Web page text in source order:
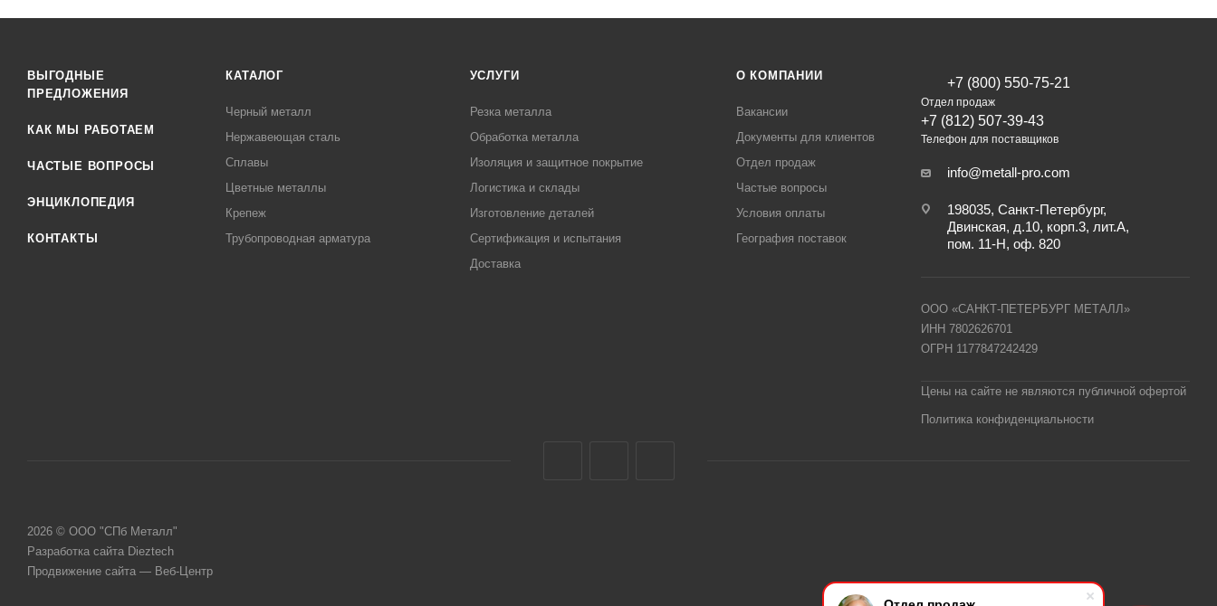
ВЫГОДНЫЕ
ПРЕДЛОЖЕНИЯ
КАК МЫ РАБОТАЕМ
ЧАСТЫЕ ВОПРОСЫ
ЭНЦИКЛОПЕДИЯ
КОНТАКТЫ
КАТАЛОГ
Черный металл
Нержавеющая сталь
Сплавы
Цветные металлы
Крепеж
Трубопроводная арматура
УСЛУГИ
Резка металла
Обработка металла
Изоляция и защитное покрытие
Логистика и склады
Изготовление деталей
Сертификация и испытания
Доставка
О КОМПАНИИ
Вакансии
Документы для клиентов
Отдел продаж
Частые вопросы
Условия оплаты
География поставок
+7 (800) 550-75-21
Отдел продаж
+7 (812) 507-39-43
Телефон для поставщиков
info@metall-pro.com
198035, Санкт-Петербург,
Двинская, д.10, корп.3, лит.А,
пом. 11-Н, оф. 820
ООО «САНКТ-ПЕТЕРБУРГ МЕТАЛЛ»
ИНН 7802626701
ОГРН 1177847242429
Цены на сайте не являются публичной офертой
Политика конфиденциальности
2026 © ООО "СПб Металл"
Разработка сайта Dieztech
Продвижение сайта — Веб-Центр